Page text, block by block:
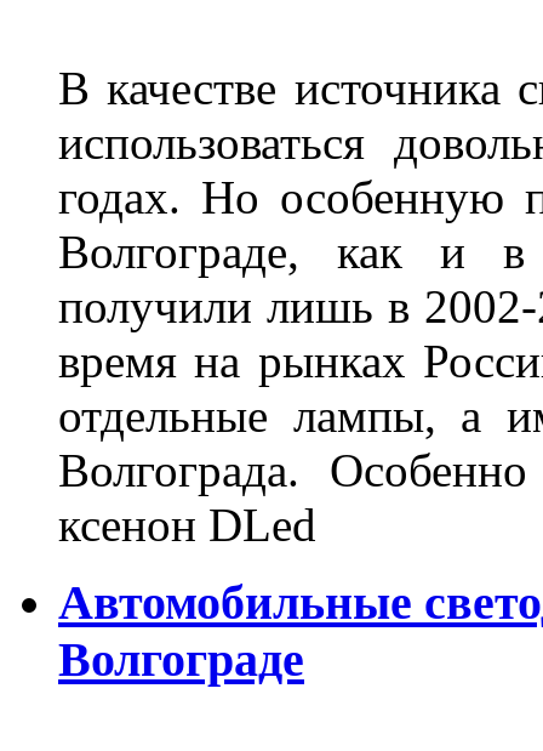
В качестве источника
использоваться
годах. Но особенную
Волгограде, как и
получили лишь в
время на рынках
отдельные лампы, а
Волгограда.
ксенон DLed
Автомобильные
Волгограде